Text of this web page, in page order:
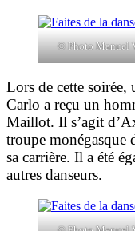
© Photo Manuel
Lors de cette soirée,
Carlo a reçu un
Maillot. Il s’agit
troupe monégasque
sa carrière. Il a été
autres danseurs.